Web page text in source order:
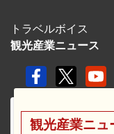
トラベルボイス
観光産業ニュース
観光産業ニュ